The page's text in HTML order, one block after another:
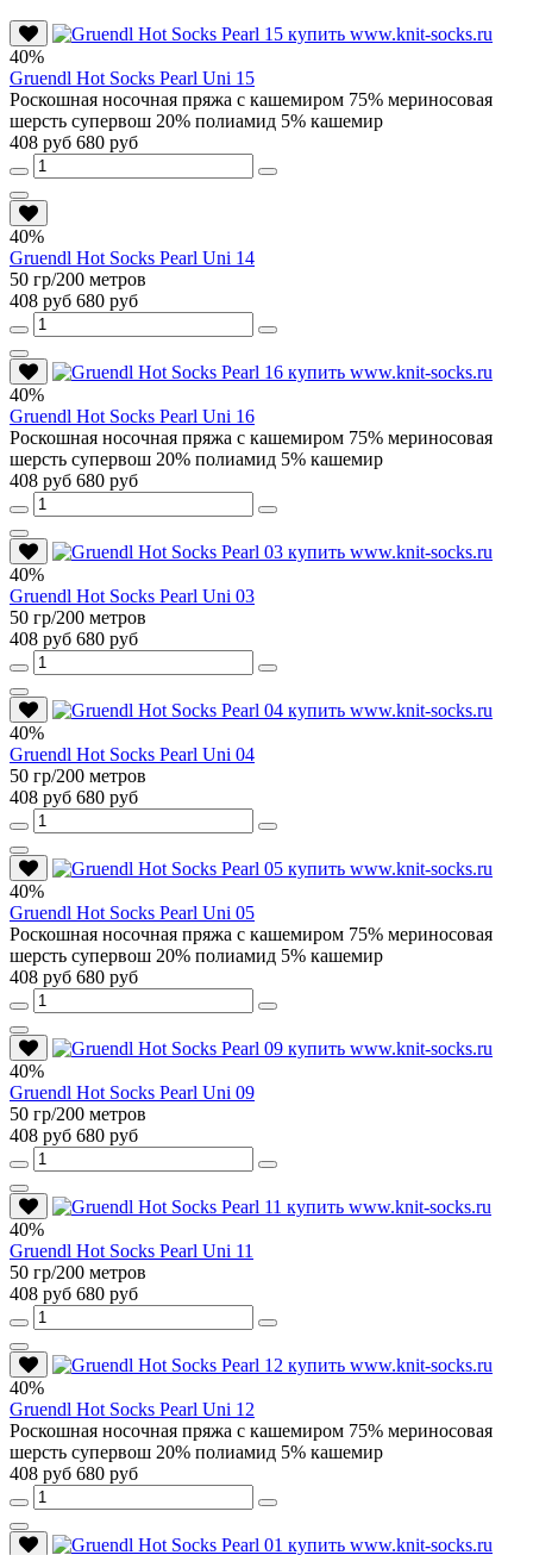
40%
Gruendl Hot Socks Pearl Uni 15
Роскошная носочная пряжа с кашемиром 75% мериносовая
шерсть супервош 20% полиамид 5% кашемир
408 руб 680 руб
40%
Gruendl Hot Socks Pearl Uni 14
50 гр/200 метров
408 руб 680 руб
40%
Gruendl Hot Socks Pearl Uni 16
Роскошная носочная пряжа с кашемиром 75% мериносовая
шерсть супервош 20% полиамид 5% кашемир
408 руб 680 руб
40%
Gruendl Hot Socks Pearl Uni 03
50 гр/200 метров
408 руб 680 руб
40%
Gruendl Hot Socks Pearl Uni 04
50 гр/200 метров
408 руб 680 руб
40%
Gruendl Hot Socks Pearl Uni 05
Роскошная носочная пряжа с кашемиром 75% мериносовая
шерсть супервош 20% полиамид 5% кашемир
408 руб 680 руб
40%
Gruendl Hot Socks Pearl Uni 09
50 гр/200 метров
408 руб 680 руб
40%
Gruendl Hot Socks Pearl Uni 11
50 гр/200 метров
408 руб 680 руб
40%
Gruendl Hot Socks Pearl Uni 12
Роскошная носочная пряжа с кашемиром 75% мериносовая
шерсть супервош 20% полиамид 5% кашемир
408 руб 680 руб